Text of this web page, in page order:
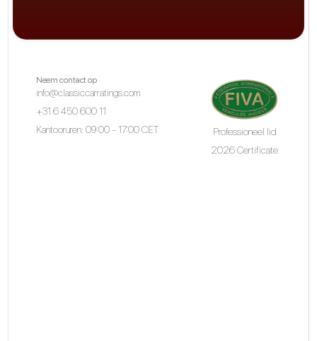
Neem contact op
info@classiccarratings.com
+31 6 450 600 11
Kantooruren: 09:00 - 17:00 CET
Professioneel lid
2026 Certificate